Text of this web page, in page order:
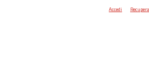
Accedi